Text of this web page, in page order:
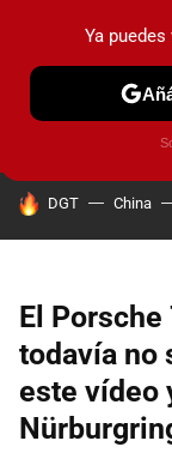
PRUEBAS
HOY SE HABLA
DGT China
El Porsche
todavía no
este vídeo
Ya